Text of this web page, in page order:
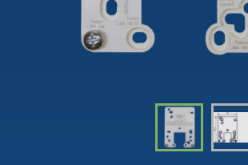
Controlo da hora e da luz
Comutação e regulação de
Medição inteligente
Informações atuais
Cooperacoes
Linha direta
Pesquisador de produtos